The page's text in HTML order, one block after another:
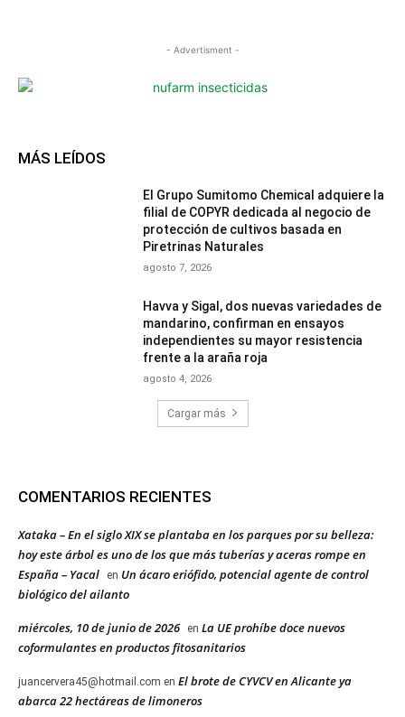
- Advertisment -
MÁS LEÍDOS
El Grupo Sumitomo Chemical adquiere la
filial de COPYR dedicada al negocio de
protección de cultivos basada en
Piretrinas Naturales
agosto 7, 2026
Havva y Sigal, dos nuevas variedades de
mandarino, confirman en ensayos
independientes su mayor resistencia
frente a la araña roja
agosto 4, 2026
Cargar más
COMENTARIOS RECIENTES
Xataka – En el siglo XIX se plantaba en los parques por su belleza:
hoy este árbol es uno de los que más tuberías y aceras rompe en
España – Yacal
en Un ácaro eriófido, potencial agente de control
biológico del ailanto
miércoles, 10 de junio de 2026 en La UE prohíbe doce nuevos
coformulantes en productos fitosanitarios
juancervera45@hotmail.com en El brote de CYVCV en Alicante ya
abarca 22 hectáreas de limoneros